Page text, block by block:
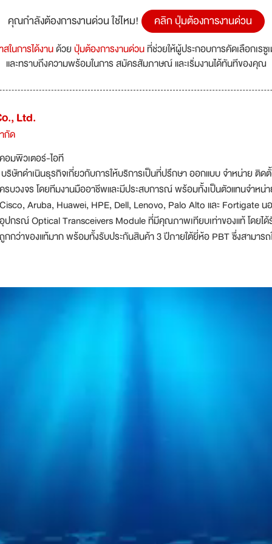
คุณกำลังต้องการงานด่วน ใช่ไหม! คลิก ปุ่มต้องการงานด่วน
ในการได้งานด้วยปุ่มต้องการงานด่วนที่ช่วยให้ผู้ประกอบการคัดเลือกเร
และทราบถึงความพร้อมในการ สมัครสัมภาษณ์ และเริ่มงานได้ทันทีของคุณ
Ltd.
กัด
คอมพิวเตอร์-ไอที
บริษัทดำเนินธุรกิจเกี่ยวกับการให้บริการเป็นที่ปรึกษา ออกแบบ จำหน่าย ติด
ครบวงจร โดยทีมงานมืออาชีพและมีประสบการณ์ พร้อมทั้งเป็นตัวแทนจำหน่
Cisco, Aruba, Huawei, HPE, Dell, Lenovo, Palo Alto และ Fortigate
อุปกรณ์ Optical Transceivers Module ที่มีคุณภาพเทียบเท่าของแท้ โดยได้
ถูกกว่าของแท้มาก พร้อมทั้งรับประกันสินค้า 3 ปีภายใต้ยี่ห้อ PBT ซึ่งสามา